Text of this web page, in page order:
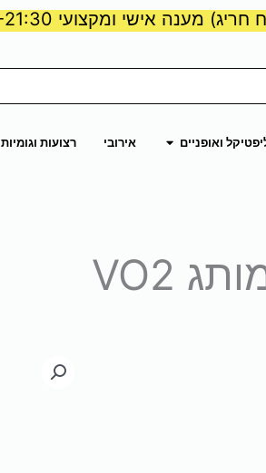
מענה אישי ומקצועי 9:00-21:30 / טלפון:
ואופניים פתח אליפטיקל ואופניים
אירובי רצועות וגומיות